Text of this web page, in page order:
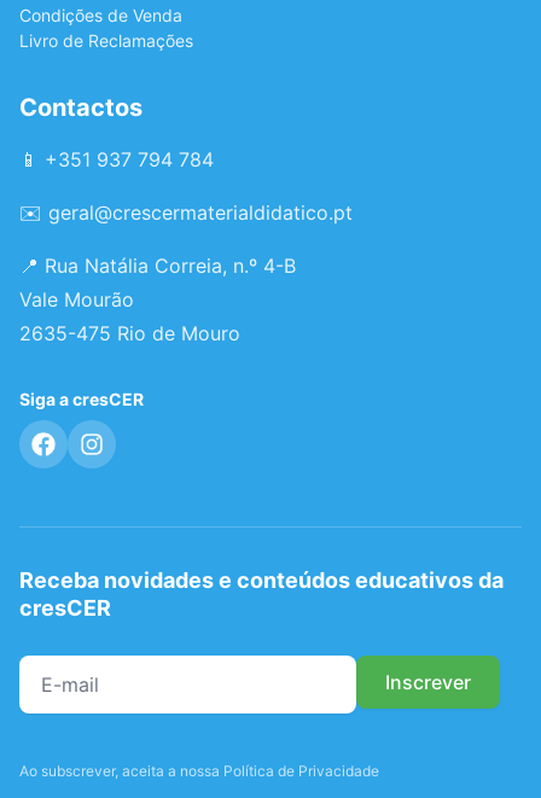
Condições de Venda
Livro de Reclamações
Contactos
📱 +351 937 794 784
✉️ geral@crescermaterialdidatico.pt
📍 Rua Natália Correia, n.º 4-B
Vale Mourão
2635-475 Rio de Mouro
Siga a cresCER
Receba novidades e conteúdos educativos da
cresCER
Ao subscrever, aceita a nossa Política de Privacidade